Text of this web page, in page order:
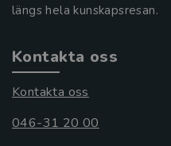
längs hela kunskapsresan.
Kontakta oss
Kontakta oss
046-31 20 00